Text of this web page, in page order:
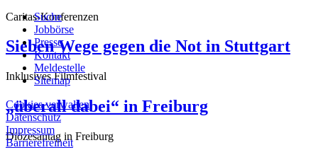
Caritas-Konferenzen
Sieben Wege gegen die Not in Stuttgart
Inklusives Filmfestival
„überall dabei“ in Freiburg
Diözesantag in Freiburg
Suche
Jobbörse
Presse
Kontakt
Meldestelle
Sitemap
Cookies verwalten
Datenschutz
Impressum
Barrierefreiheit